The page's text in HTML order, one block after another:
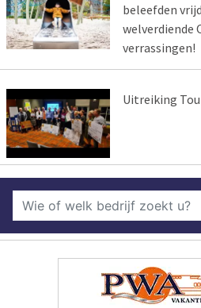
beleefden
welverdiende
verrassingen!
Uitreiking